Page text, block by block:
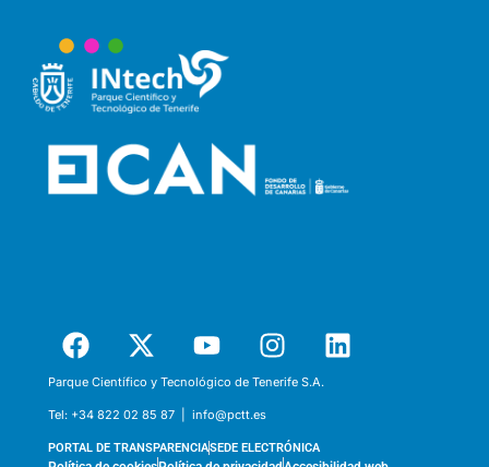
Parque Científico y Tecnológico de Tenerife S.A.
Tel: +34 822 02 85 87 | info@pctt.es
PORTAL DE TRANSPARENCIASEDE ELECTRÓNICA